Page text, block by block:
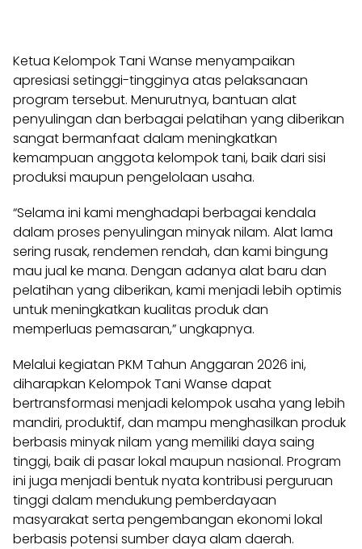
Ketua Kelompok Tani Wanse menyampaikan
apresiasi setinggi-tingginya atas pelaksanaan
program tersebut. Menurutnya, bantuan alat
penyulingan dan berbagai pelatihan yang diberikan
sangat bermanfaat dalam meningkatkan
kemampuan anggota kelompok tani, baik dari sisi
produksi maupun pengelolaan usaha.
“Selama ini kami menghadapi berbagai kendala
dalam proses penyulingan minyak nilam. Alat lama
sering rusak, rendemen rendah, dan kami bingung
mau jual ke mana. Dengan adanya alat baru dan
pelatihan yang diberikan, kami menjadi lebih optimis
untuk meningkatkan kualitas produk dan
memperluas pemasaran,” ungkapnya.
Melalui kegiatan PKM Tahun Anggaran 2026 ini,
diharapkan Kelompok Tani Wanse dapat
bertransformasi menjadi kelompok usaha yang lebih
mandiri, produktif, dan mampu menghasilkan produk
berbasis minyak nilam yang memiliki daya saing
tinggi, baik di pasar lokal maupun nasional. Program
ini juga menjadi bentuk nyata kontribusi perguruan
tinggi dalam mendukung pemberdayaan
masyarakat serta pengembangan ekonomi lokal
berbasis potensi sumber daya alam daerah.